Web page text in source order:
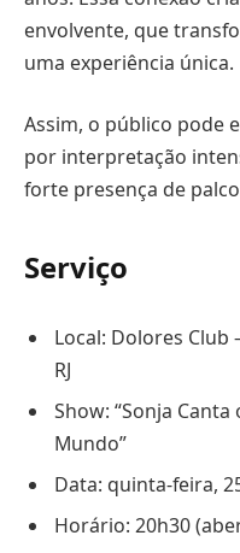
envolvente, que
uma experiência única.
Assim, o público pode
por interpretação
forte presença de
Serviço
Local: Dolores Club
RJ
Show: “Sonja
Mundo”
Data: quinta-feira,
Horário: 20h30